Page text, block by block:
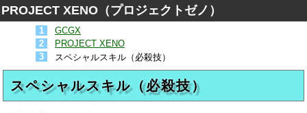
PROJECT XENO（プロジェクトゼノ）
GCGX
PROJECT XENO
スペシャルスキル（必殺技）
スペシャルスキル（必殺技）